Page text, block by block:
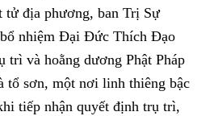
tử địa phương, ban Trị Sự
nhiệm Đại Đức Thích Đạo
trì và hoằng dương Phật Pháp
tổ sơn, một nơi linh thiêng bậc
tiếp nhận quyết định trụ trì,